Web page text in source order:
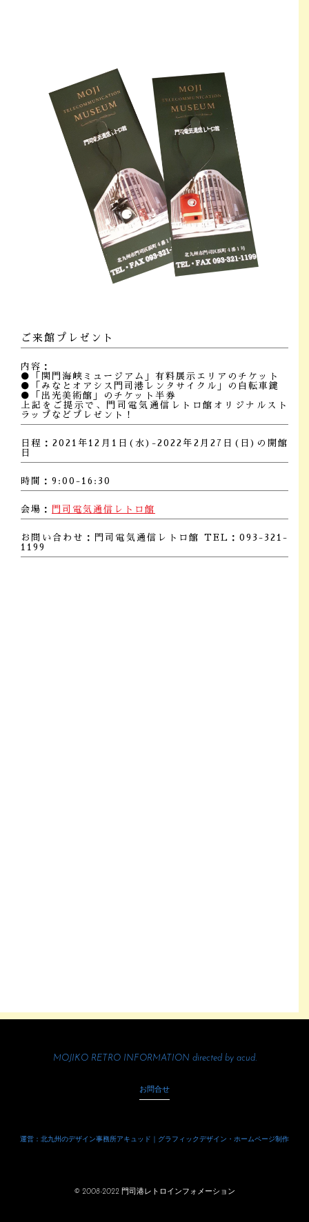
ご来館プレゼント
内容：
●「関門海峡ミュージアム」有料展示エリアのチケット
●「みなとオアシス門司港レンタサイクル」の自転車鍵
●「出光美術館」のチケット半券
上記をご提示で、門司電気通信レトロ館オリジナルスト
ラップなどプレゼント！
日程：2021年12月1日(水)-2022年2月27日(日)の開館
日
時間：9:00-16:30
会場： 門司電気通信レトロ館
お問い合わせ：門司電気通信レトロ館 TEL：093-321-
1199
MOJIKO RETRO INFORMATION directed by acud.
お問合せ
運営：北九州のデザイン事務所アキュッド｜グラフィックデザイン・ホームページ制作
© 2008-2022 門司港レトロインフォメーション